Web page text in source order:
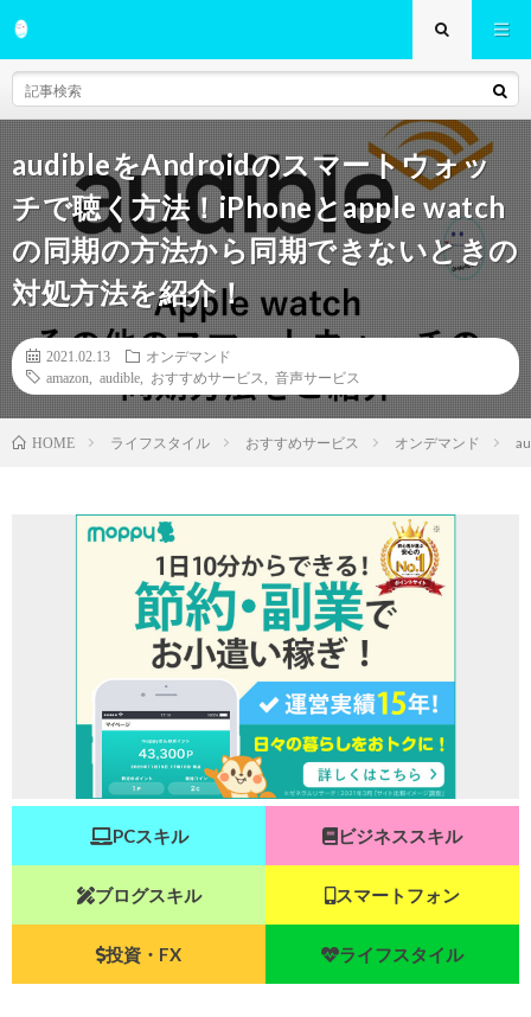
audibleをAndroidのスマートウォッ
チで聴く方法！iPhoneとapple watch
の同期の方法から同期できないときの
対処方法を紹介！
2021.02.13
オンデマンド
amazon
audible おすすめサービス 音声サービス
HOME ライフスタイル おすすめサービス オンデマンド
PCスキル ビジネススキル
ブログスキル スマートフォン
投資・FX ライフスタイル